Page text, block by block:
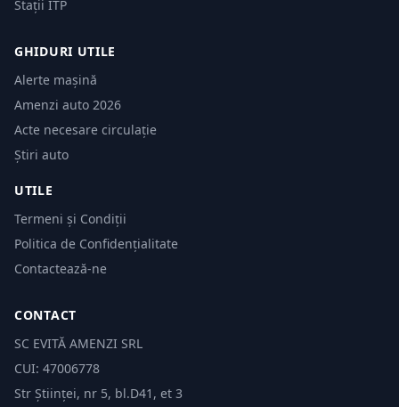
Stații ITP
GHIDURI UTILE
Alerte mașină
Amenzi auto 2026
Acte necesare circulație
Știri auto
UTILE
Termeni și Condiții
Politica de Confidențialitate
Contactează-ne
CONTACT
SC EVITĂ AMENZI SRL
CUI: 47006778
Str Științei, nr 5, bl.D41, et 3